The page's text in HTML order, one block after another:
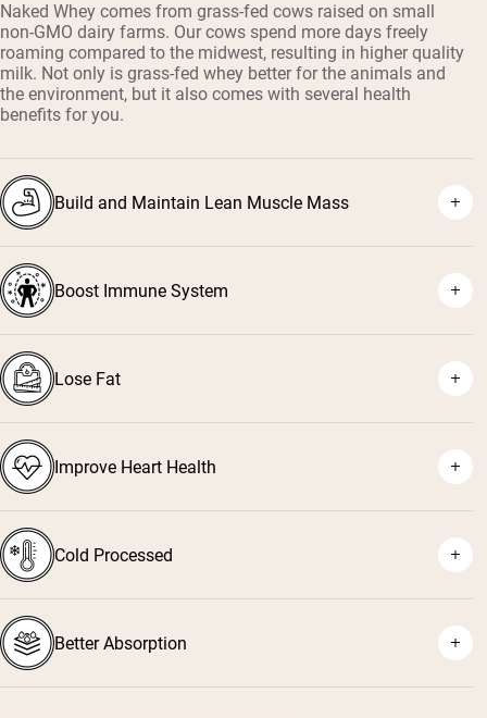
Naked Whey comes from grass-fed cows raised on small
non-GMO dairy farms. Our cows spend more days freely
roaming compared to the midwest, resulting in higher quality
milk. Not only is grass-fed whey better for the animals and
the environment, but it also comes with several health
benefits for you.
Build and Maintain Lean Muscle Mass
¹
Boost Immune System
³
⁴
⁵
Lose Fat
⁶
Improve Heart Health
Cold Processed
Better Absorption